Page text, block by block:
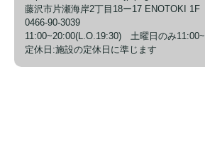
藤沢市片瀬海岸2丁目18ー17 ENOTOKI 1F
0466-90-3039
11:00~20:00(L.O.19:30) 土曜日のみ
定休日:施設の定休日に準じます